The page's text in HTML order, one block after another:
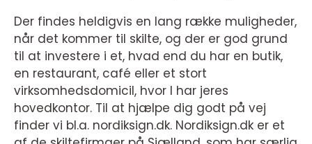
Der findes heldigvis en lang række muligheder,
når det kommer til skilte, og der er god grund
til at investere i et, hvad end du har en butik,
en restaurant, café eller et stort
virksomhedsdomicil, hvor I har jeres
hovedkontor. Til at hjælpe dig godt på vej
finder vi bl.a. nordiksign.dk. Nordiksign.dk er et